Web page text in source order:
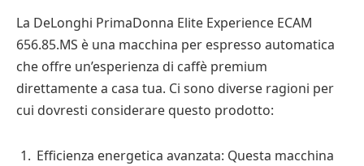
La DeLonghi PrimaDonna Elite Experience ECAM
656.85.MS è una macchina per espresso automatica
che offre un’esperienza di caffè premium
direttamente a casa tua. Ci sono diverse ragioni per
cui dovresti considerare questo prodotto:
Efficienza energetica avanzata: Questa macchina